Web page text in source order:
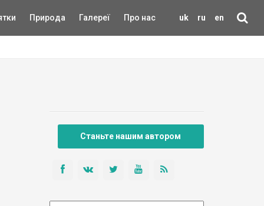
uk ru en
Природа Галереї Про нас
Станьте нашим автором